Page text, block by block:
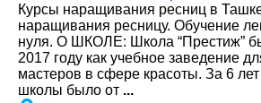
Курсы наращивания ресниц в
наращивания ресницу. Обучение
нуля. О ШКОЛЕ: Школа “Престиж”
2017 году как учебное заведение
мастеров в сфере красоты. За 6
школы было от ...